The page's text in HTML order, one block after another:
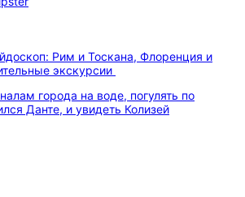
Рим и Тоскана, Флоренция и
экскурсии
города на воде, погулять по
Данте, и увидеть Колизей